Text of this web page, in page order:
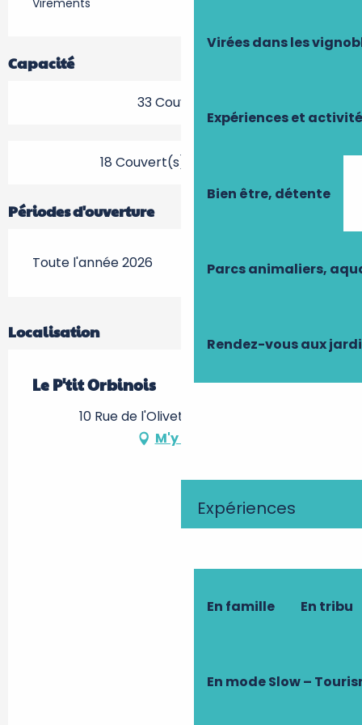
Virées dans les
Expériences et
Bien être, détente
Parcs animaliers,
Rendez-vous aux
Expériences
En famille En tribu
En mode Slow –
Virements
Capacité
33 Couvert(s)
18 Couvert(s) en terrasse
Périodes d'ouverture
Toute l'année 2026
Localisation
Le P'tit Orbinois
10 Rue de l'Olivet, 37460 Orbigny
M'y rendre